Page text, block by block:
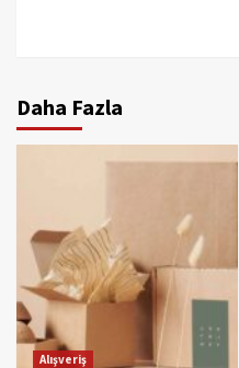
Daha Fazla
Alışveriş